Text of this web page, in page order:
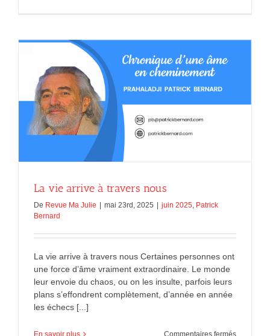
La vie arrive à travers nous
De Revue Ma Julie | mai 23rd, 2025 | juin 2025 Patrick
Bernard
La vie arrive à travers nous Certaines personnes ont
une force d’âme vraiment extraordinaire. Le monde
leur envoie du chaos, ou on les insulte, parfois leurs
plans s’effondrent complètement, d’année en année
les échecs [...]
En savoir plus Commentaires ferméssur